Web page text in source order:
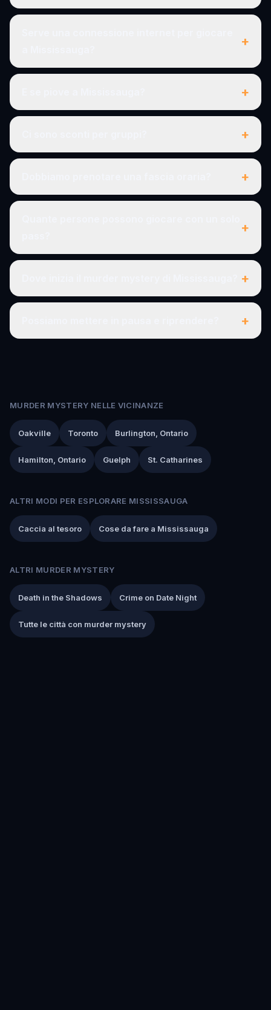
+
+
+
+
+
+
+
MURDER MYSTERY NELLE VICINANZE
Oakville Toronto Burlington, Ontario
Hamilton, Ontario Guelph St. Catharines
ALTRI MODI PER ESPLORARE MISSISSAUGA
Caccia al tesoro Cose da fare a Mississauga
ALTRI MURDER MYSTERY
Death in the Shadows Crime on Date Night
Tutte le città con murder mystery